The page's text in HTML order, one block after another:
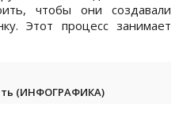
чтобы они создавали
Этот процесс занимает
(ИНФОГРАФИКА)